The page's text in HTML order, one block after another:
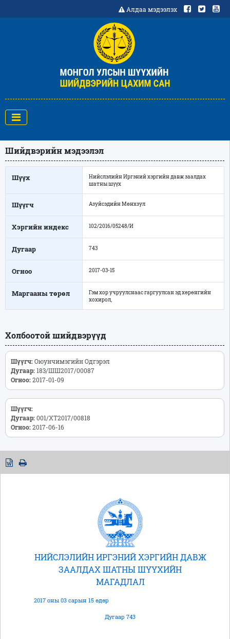
Алдаа мэдээлэх
Шийдвэрийн мэдээлэл
Шүүх
Нийслэлийн Иргэний хэргийн давж заалдах
шатны шүүх
Шүүгч Азуйсэдийн Мөнхзул
Хэргийн индекс 102/2016/05248/И
Дугаар 743
Огноо 2017-03-15
Маргааны төрөл
Гэм хор учруулснаас гаргуулсан эд хөрөнгийн
хохирол,
Холбоотой шийдвэрүүд
Шүүгч:Оюунчимэгийн Одгэрэл
Дугаар:183/ШШ2017/00087
Огноо:2017-01-09
Шүүгч:
Дугаар:001/ХТ2017/00818
Огноо:2017-06-16
НИЙСЛЭЛИЙН ИРГЭНИЙ ХЭРГИЙН ДАВЖ
ЗААЛДАХ ШАТНЫ ШҮҮХИЙН
МАГАДЛАЛ
2017 оны 03 сарын 15 өдөр
Дугаар 743